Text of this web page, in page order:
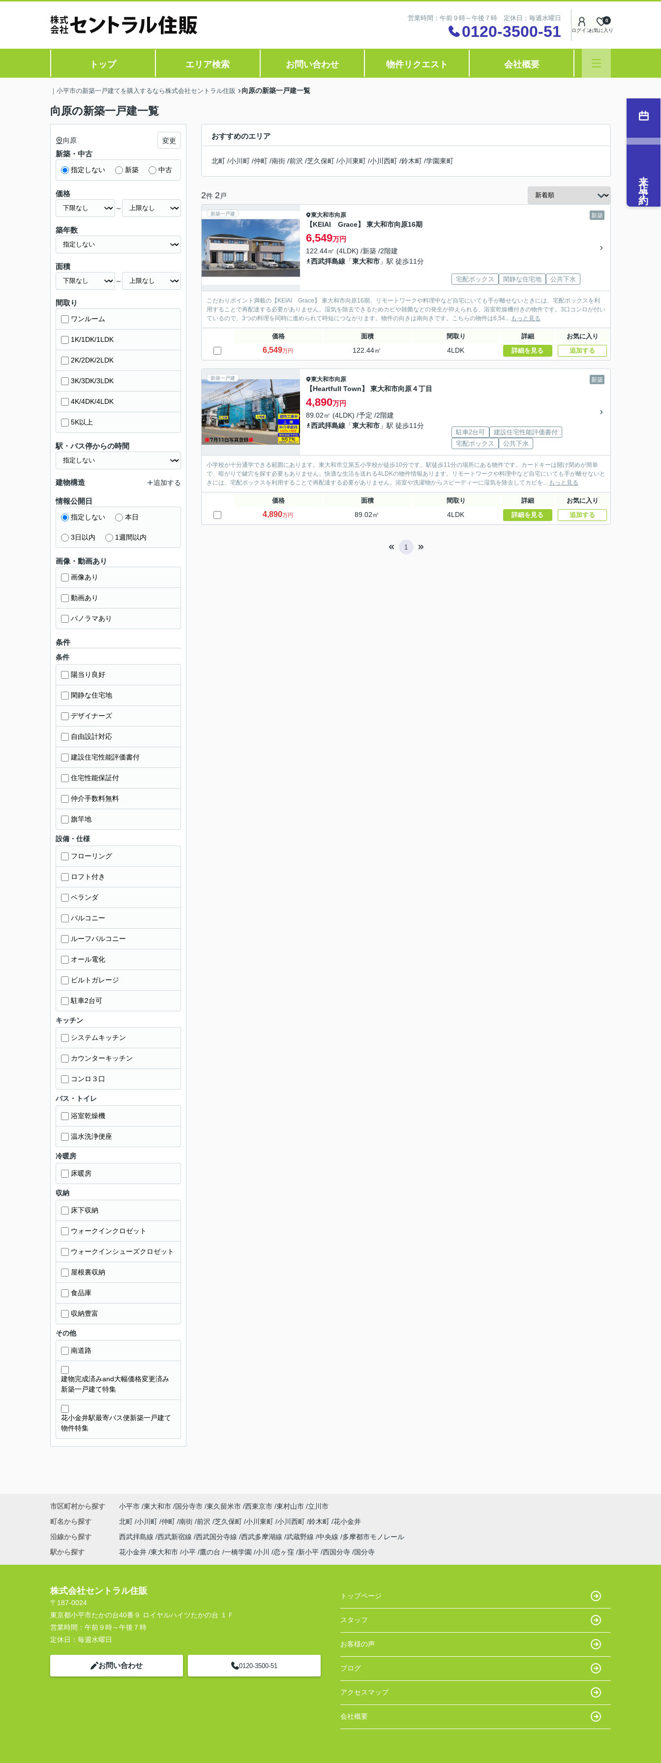
営業時間：午前９時～午後７時 定休日：毎週水曜日
0120-3500-51 ログインお気に入り
0
トップ エリア検索 お問い合わせ 物件リクエスト 会社概要
｜小平市の新築一戸建てを購入するなら株式会社セントラル住販 向原の新築一戸建一覧
向原の新築一戸建一覧
おすすめのエリア
北町 /小川町 /仲町 /南街 /前沢 /芝久保町 /小川東町 /小川西町 /鈴木町 /学園東町
2件 2 戸
新築一戸建 新築
東大和市向原
【KEIAI Grace】 東大和市向原16期
6,549万円
122.44㎡ (4LDK) /新築 /2階建
西武拝島線 「東大和市 」駅 徒歩11分
宅配ボックス 閑静な住宅地 公共下水
こだわりポイント満載の【KEIAI Grace】 東大和市向原16期。リモートワークや料理中など自宅にいても手が離せないときには、宅配ボックスを利
用することで再配達する必要がありません。湿気を除去できるためカビや雑菌などの発生が抑えられる、浴室乾燥機付きの物件です。3口コンロが付い
ているので、3つの料理を同時に進められて時短につながります。物件の向きは南向きです。こちらの物件は6,54... もっと見る
価格 面積 間取り 詳細 お気に入り
6,549万円 122.44㎡ 4LDK 詳細を見る 追加する
新築一戸建 新築
東大和市向原
【Heartfull Town】 東大和市向原４丁目
4,890万円
89.02㎡ (4LDK) /予定 /2階建
西武拝島線 「東大和市 」駅 徒歩11分
駐車2台可
建設住宅性能評価書付
宅配ボックス
公共下水
小学校が十分通学できる範囲にあります。東大和市立第五小学校が徒歩10分です。駅徒歩11分の場所にある物件です。カードキーは開け閉めが簡単
で、暗がりで鍵穴を探す必要もありません。快適な生活を送れる4LDKの物件情報あります。リモートワークや料理中など自宅にいても手が離せないと
きには、宅配ボックスを利用することで再配達する必要がありません。浴室や洗濯物からスピーディーに湿気を除去してカビを... もっと見る
価格 面積 間取り 詳細 お気に入り
4,890万円 89.02㎡ 4LDK 詳細を見る 追加する
1
向原 変更
新築・中古
指定しない 新築 中古
価格
～
築年数
面積
～
間取り
ワンルーム
1K/1DK/1LDK
2K/2DK/2LDK
3K/3DK/3LDK
4K/4DK/4LDK
5K以上
駅・バス停からの時間
建物構造 追加する
情報公開日
指定しない 本日
3日以内 1週間以内
画像・動画あり
画像あり
動画あり
パノラマあり
条件
条件
陽当り良好
閑静な住宅地
デザイナーズ
自由設計対応
建設住宅性能評価書付
住宅性能保証付
仲介手数料無料
旗竿地
設備・仕様
フローリング
ロフト付き
ベランダ
バルコニー
ルーフバルコニー
オール電化
ビルトガレージ
駐車2台可
キッチン
システムキッチン
カウンターキッチン
コンロ３口
バス・トイレ
浴室乾燥機
温水洗浄便座
冷暖房
床暖房
収納
床下収納
ウォークインクロゼット
ウォークインシューズクロゼット
屋根裏収納
食品庫
収納豊富
その他
南道路
建物完成済みand大幅価格変更済み
新築一戸建て特集
花小金井駅最寄バス便新築一戸建て
物件特集
来店予約
市区町村から探す 小平市 東大和市 国分寺市 東久留米市 西東京市 東村山市 立川市
町名から探す
北町 小川町 仲町 南街 前沢 芝久保町 小川東町 小川西町 鈴木町 花小金井
沿線から探す
西武拝島線 西武新宿線 西武国分寺線 西武多摩湖線 武蔵野線 中央線
多摩都市モノレール
駅から探す
花小金井 東大和市 小平 鷹の台 一橋学園 小川 恋ヶ窪 新小平 西国分寺 国分寺
株式会社セントラル住販
〒187-0024
東京都小平市たかの台40番９ ロイヤルハイツたかの台 １Ｆ
営業時間： 午前９時～午後７時
定休日： 毎週水曜日
お問い合わせ 0120-3500-51
トップページ
スタッフ
お客様の声
ブログ
アクセスマップ
会社概要